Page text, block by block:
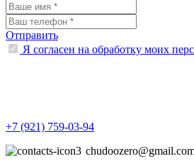
Отправить
Я согласен на обработку моих
+7 (921) 759-03-94